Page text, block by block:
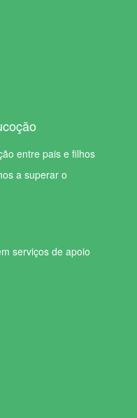
entre pais e filhos
a superar o
serviços de apoio